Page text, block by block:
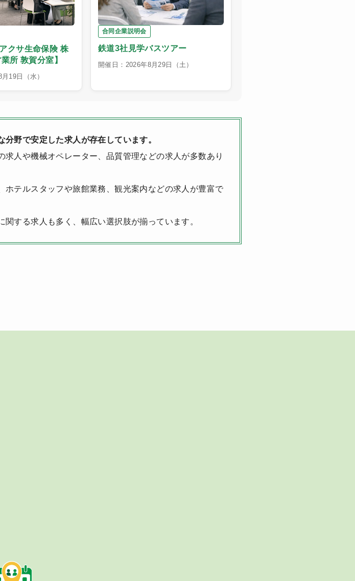
クサ生命保険 株
所 敦賀分室】
19日（水）
合同企業説明会
鉄道3社見学バスツアー
開催日：2026年8月29日（土）
野で安定した求人が存在しています。
人や機械オペレーター、品質管理などの求人が多数あり
テルスタッフや旅館業務、観光案内などの求人が豊富で
する求人も多く、幅広い選択肢が揃っています。